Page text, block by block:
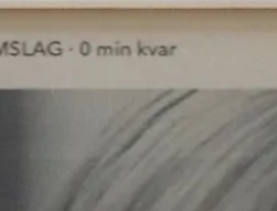
Tonår Ungdomsböcker
Utläst